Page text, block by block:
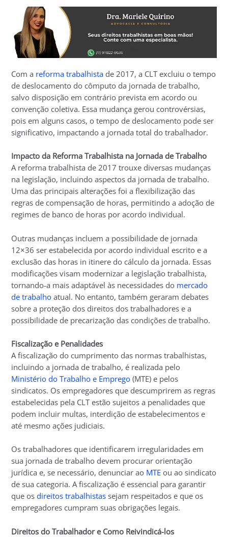
Com a reforma trabalhista de 2017, a CLT excluiu o tempo
de deslocamento do cômputo da jornada de trabalho,
salvo disposição em contrário prevista em acordo ou
convenção coletiva. Essa mudança gerou controvérsias,
pois em alguns casos, o tempo de deslocamento pode ser
significativo, impactando a jornada total do trabalhador.
Impacto da Reforma Trabalhista na Jornada de Trabalho
A reforma trabalhista de 2017 trouxe diversas mudanças
na legislação, incluindo aspectos da jornada de trabalho.
Uma das principais alterações foi a flexibilização das
regras de compensação de horas, permitindo a adoção de
regimes de banco de horas por acordo individual.
Outras mudanças incluem a possibilidade de jornada
12×36 ser estabelecida por acordo individual escrito e a
exclusão das horas in itinere do cálculo da jornada. Essas
modificações visam modernizar a legislação trabalhista,
tornando-a mais adaptável às necessidades do mercado
de trabalho atual. No entanto, também geraram debates
sobre a proteção dos direitos dos trabalhadores e a
possibilidade de precarização das condições de trabalho.
Fiscalização e Penalidades
A fiscalização do cumprimento das normas trabalhistas,
incluindo a jornada de trabalho, é realizada pelo
Ministério do Trabalho e Emprego (MTE) e pelos
sindicatos. Os empregadores que descumprirem as regras
estabelecidas pela CLT estão sujeitos a penalidades que
podem incluir multas, interdição de estabelecimentos e
até mesmo ações judiciais.
Os trabalhadores que identificarem irregularidades em
sua jornada de trabalho devem procurar orientação
jurídica e, se necessário, denunciar ao MTE ou ao sindicato
de sua categoria. A fiscalização é essencial para garantir
que osdireitos trabalhistas sejam respeitados e que os
empregadores cumpram suas obrigações legais.
Direitos do Trabalhador e Como Reivindicá-los